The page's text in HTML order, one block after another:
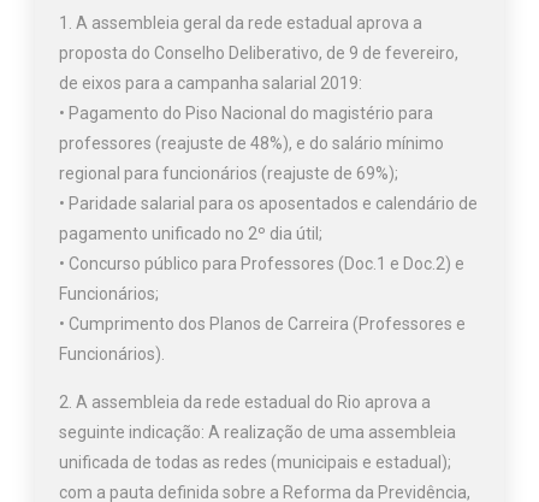
1. A assembleia geral da rede estadual aprova a
proposta do Conselho Deliberativo, de 9 de fevereiro,
de eixos para a campanha salarial 2019:
• Pagamento do Piso Nacional do magistério para
professores (reajuste de 48%), e do salário mínimo
regional para funcionários (reajuste de 69%);
• Paridade salarial para os aposentados e calendário de
pagamento unificado no 2º dia útil;
• Concurso público para Professores (Doc.1 e Doc.2) e
Funcionários;
• Cumprimento dos Planos de Carreira (Professores e
Funcionários).
2. A assembleia da rede estadual do Rio aprova a
seguinte indicação: A realização de uma assembleia
unificada de todas as redes (municipais e estadual);
com a pauta definida sobre a Reforma da Previdência,